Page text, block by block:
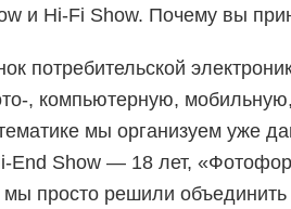
и Hi-Fi Show. Почему вы
потребительской
, компьютерную,
мы организуем уже
End Show — 18 лет,
просто решили объединить